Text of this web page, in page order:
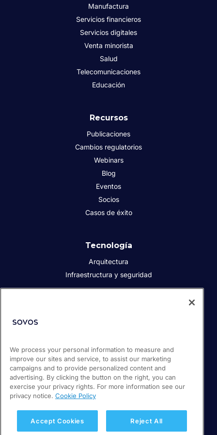
Manufactura
Servicios financieros
Servicios digitales
Venta minorista
Salud
Telecomunicaciones
Educación
Recursos
Publicaciones
Cambios regulatorios
Webinars
Blog
Eventos
Socios
Casos de éxito
Tecnología
Arquitectura
Infraestructura y seguridad
Prensa
Empleos
Soporte / Portal de clientes
Política de privacidad
We process your personal information to measure and
improve our sites and service, to assist our marketing
campaigns and to provide personalized content and
advertising. By clicking the button on the right, you can
exercise your privacy rights. For more information see our
privacy notice. Cookie Policy
Accept Cookies Reject All